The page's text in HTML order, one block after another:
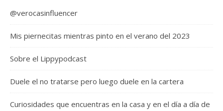
@verocasinfluencer
Mis piernecitas mientras pinto en el verano del 2023
Sobre el Lippypodcast
Duele el no tratarse pero luego duele en la cartera
Curiosidades que encuentras en la casa y en el día a día de